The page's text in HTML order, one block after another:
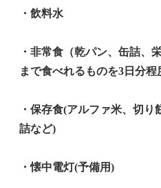
・飲料水
・非常食（乾パン、缶詰、
まで食べれるものを3日分程
・保存食(アルファ米、切
詰など)
・懐中電灯(予備用)